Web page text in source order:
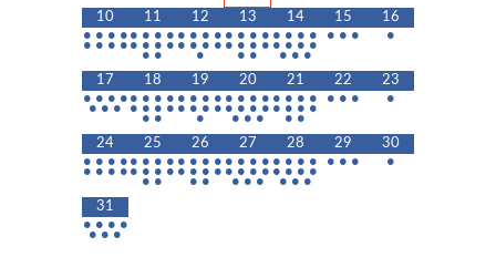
10
• • • •
• • • •
11
• • • •
• • • •
• •
12
• • • •
• • • •
•
13
• • • •
• • • •
• •
14
• • • •
• • • •
• • •
15
• • •
16
•
17
• • • •
• • •
18
• • • •
• • • •
• •
19
• • • •
• • • •
•
20
• • • •
• • • •
• • •
21
• • • •
• • • •
• •
22
• • •
23
•
24
• • • •
• • • •
25
• • • •
• • • •
• •
26
• • • •
• • • •
• •
27
• • • •
• • • •
• • •
28
• • • •
• • • •
• • •
29
• • •
30
•
31
• • • •
• • •